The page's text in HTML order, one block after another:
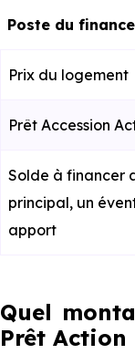
Poste du
Prix du logement
Prêt Accession
Solde à financer
principal, un
apport
Quel
Prêt Action